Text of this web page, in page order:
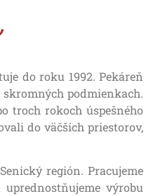
do roku 1992. Pekáreň
podmienkach.
troch rokoch úspešného
do väčších priestorov,
región. Pracujeme
výrobu